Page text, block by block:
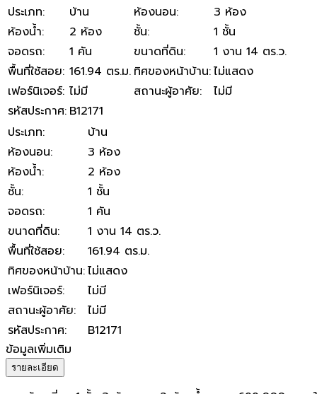
ประเภท: บ้าน ห้องนอน:
3 ห้อง
ห้องน้ำ: 2 ห้อง ชั้น:
1 ชั้น
จอดรถ: 1 คัน ขนาดที่ดิน:
1 งาน 14 ตร.ว.
พื้นที่ใช้สอย: 161.94 ตร.ม. ทิศของหน้าบ้าน:ไม่แสดง
เฟอร์นิเจอร์: ไม่มี สถานะผู้อาศัย:
ไม่มี
รหัสประกาศ: B12171
ประเภท:
บ้าน
ห้องนอน:
3 ห้อง
ห้องน้ำ:
2 ห้อง
ชั้น:
1 ชั้น
จอดรถ:
1 คัน
ขนาดที่ดิน:
1 งาน 14 ตร.ว.
พื้นที่ใช้สอย:
161.94 ตร.ม.
ทิศของหน้าบ้าน:ไม่แสดง
เฟอร์นิเจอร์:
ไม่มี
สถานะผู้อาศัย:
ไม่มี
รหัสประกาศ:
B12171
ข้อมูลเพิ่มเติม
รายละเอียด